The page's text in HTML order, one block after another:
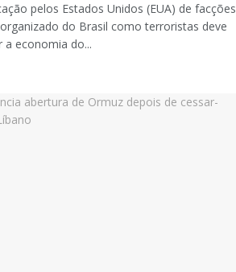
pelos Estados Unidos (EUA) de facções
do Brasil como terroristas deve
a economia do...